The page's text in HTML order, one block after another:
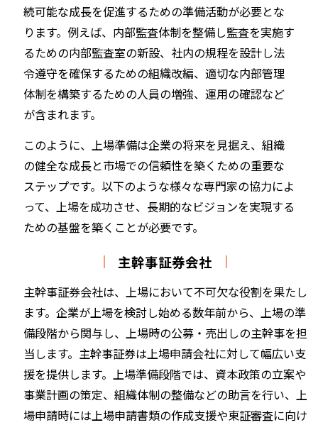
続可能な成長を促進するための準備活動が必要とな
ります。例えば、内部監査体制を整備し監査を実施す
るための内部監査室の新設、社内の規程を設計し法
令遵守を確保するための組織改編、適切な内部管理
体制を構築するための人員の増強、運用の確認など
が含まれます。
このように、上場準備は企業の将来を見据え、組織
の健全な成長と市場での信頼性を築くための重要な
ステップです。以下のような様々な専門家の協力によ
って、上場を成功させ、長期的なビジョンを実現する
ための基盤を築くことが必要です。
主幹事証券会社
主幹事証券会社は、上場において不可欠な役割を果たし
ます。企業が上場を検討し始める数年前から、上場の準
備段階から関与し、上場時の公募・売出しの主幹事を担
当します。主幹事証券は上場申請会社に対して幅広い支
援を提供します。上場準備段階では、資本政策の立案や
事業計画の策定、組織体制の整備などの助言を行い、上
場申請時には上場申請書類の作成支援や東証審査に向け